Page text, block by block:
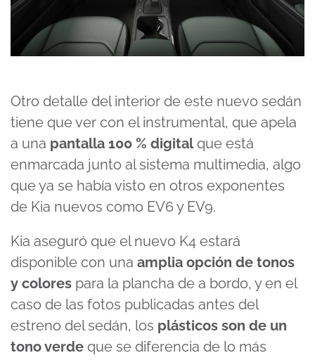
Otro detalle del interior de este nuevo sedán
tiene que ver con el instrumental, que apela
a una pantalla 100 % digitalque está
enmarcada junto al sistema multimedia, algo
que ya se había visto en otros exponentes
de Kia nuevos como EV6 y EV9.
Kia aseguró que el nuevo K4 estará
disponible con una amplia opción de tonos
y colores para la plancha de a bordo, y en el
caso de las fotos publicadas antes del
estreno del sedán, los plásticos son de un
tono verde que se diferencia de lo más